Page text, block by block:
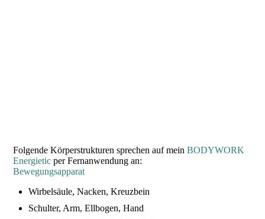
Folgende Körperstrukturen sprechen auf meinBODYWORK
Energieticper Fernanwendung an:
Bewegungsapparat
Wirbelsäule, Nacken, Kreuzbein
Schulter, Arm, Ellbogen, Hand